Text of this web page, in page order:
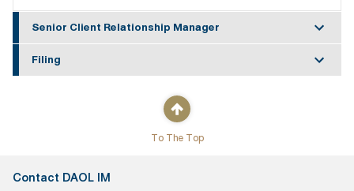
Senior Client Relationship Manager
Filing
To The Top
Contact DAOL IM